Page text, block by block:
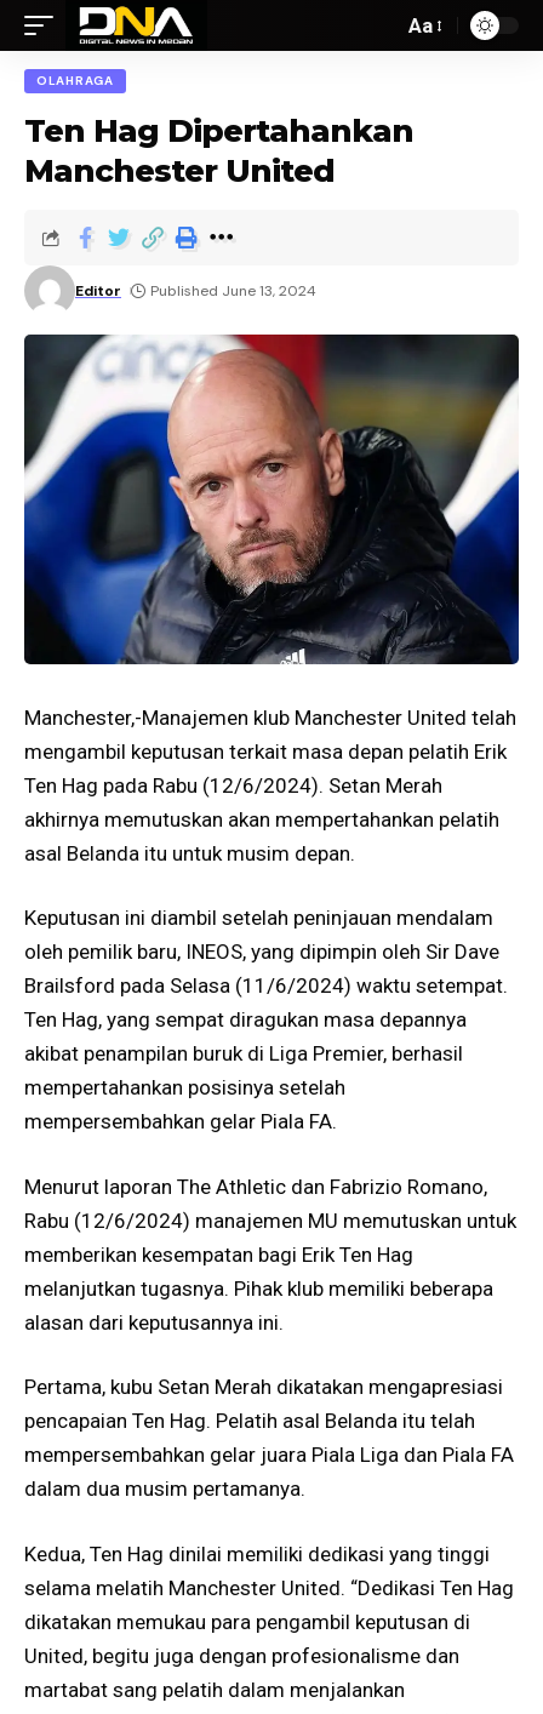
Aa
OLAHRAGA
Ten Hag Dipertahankan
Manchester United
Editor Published June 13, 2024
Manchester,-Manajemen klub Manchester United telah
mengambil keputusan terkait masa depan pelatih Erik
Ten Hag pada Rabu (12/6/2024). Setan Merah
akhirnya memutuskan akan mempertahankan pelatih
asal Belanda itu untuk musim depan.
Keputusan ini diambil setelah peninjauan mendalam
oleh pemilik baru, INEOS, yang dipimpin oleh Sir Dave
Brailsford pada Selasa (11/6/2024) waktu setempat.
Ten Hag, yang sempat diragukan masa depannya
akibat penampilan buruk di Liga Premier, berhasil
mempertahankan posisinya setelah
mempersembahkan gelar Piala FA.
Menurut laporan The Athletic dan Fabrizio Romano,
Rabu (12/6/2024) manajemen MU memutuskan untuk
memberikan kesempatan bagi Erik Ten Hag
melanjutkan tugasnya. Pihak klub memiliki beberapa
alasan dari keputusannya ini.
Pertama, kubu Setan Merah dikatakan mengapresiasi
pencapaian Ten Hag. Pelatih asal Belanda itu telah
mempersembahkan gelar juara Piala Liga dan Piala FA
dalam dua musim pertamanya.
Kedua, Ten Hag dinilai memiliki dedikasi yang tinggi
selama melatih Manchester United. “Dedikasi Ten Hag
dikatakan memukau para pengambil keputusan di
United, begitu juga dengan profesionalisme dan
martabat sang pelatih dalam menjalankan